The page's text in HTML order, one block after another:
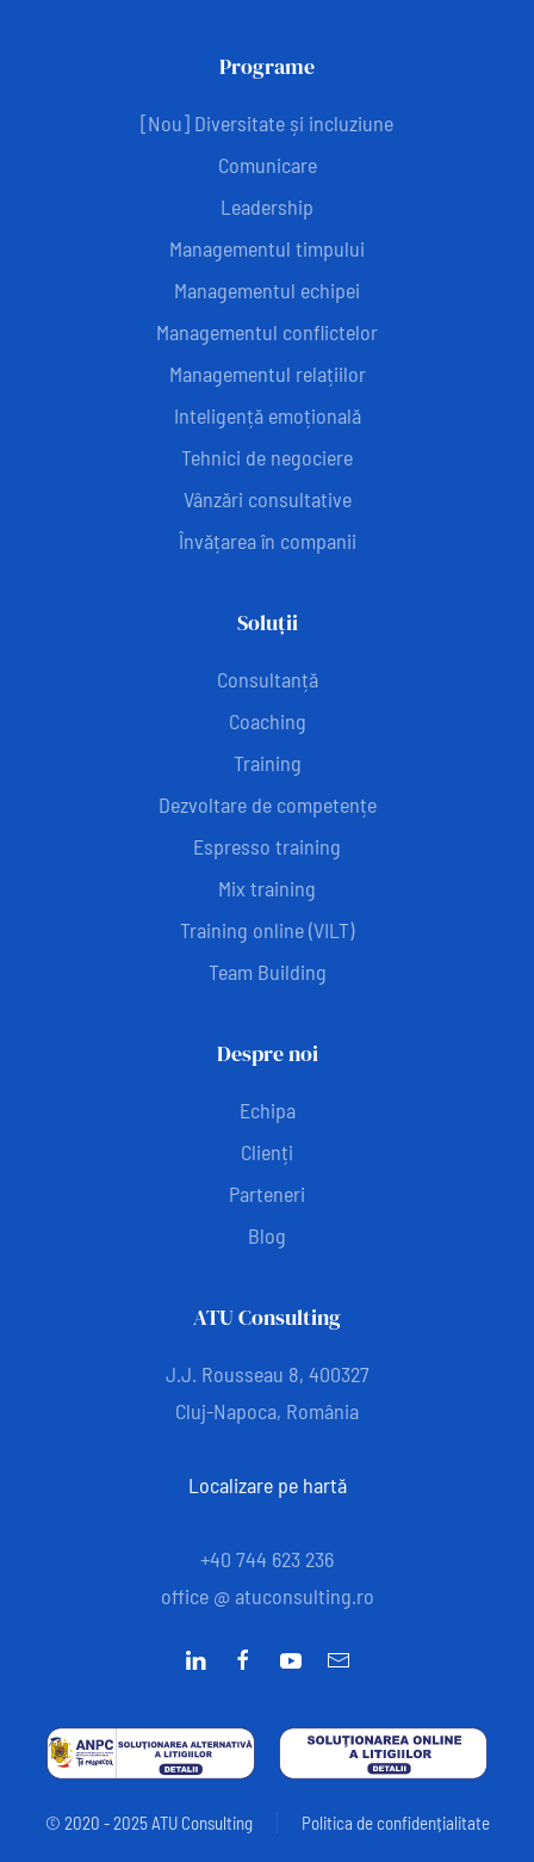
Programe
[Nou] Diversitate și incluziune
Comunicare
Leadership
Managementul timpului
Managementul echipei
Managementul conflictelor
Managementul relațiilor
Inteligență emoțională
Tehnici de negociere
Vânzări consultative
Învățarea în companii
Soluții
Consultanță
Coaching
Training
Dezvoltare de competențe
Espresso training
Mix training
Training online (VILT)
Team Building
Despre noi
Echipa
Clienți
Parteneri
Blog
ATU Consulting
J.J. Rousseau 8, 400327
Cluj-Napoca, România
Localizare pe hartă
+40 744 623 236
office @ atuconsulting.ro
© 2020 - 2025 ATU Consulting Politica de confidențialitate